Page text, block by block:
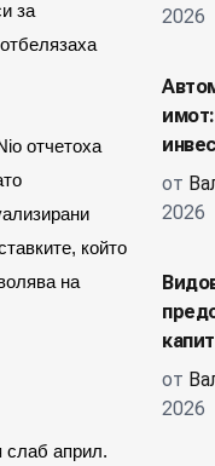
за
отчетоха
който
на
слаб април.
2026
от
2026
от
2026